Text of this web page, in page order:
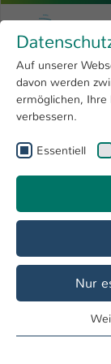
Research
University
International
Skip to main content
University
You are here:
Profile
Prof. PhD
Projects
Auf unserer
davon werden
ermöglichen, Ihre
verbessern.
Essentiell
Nur
Essentielle